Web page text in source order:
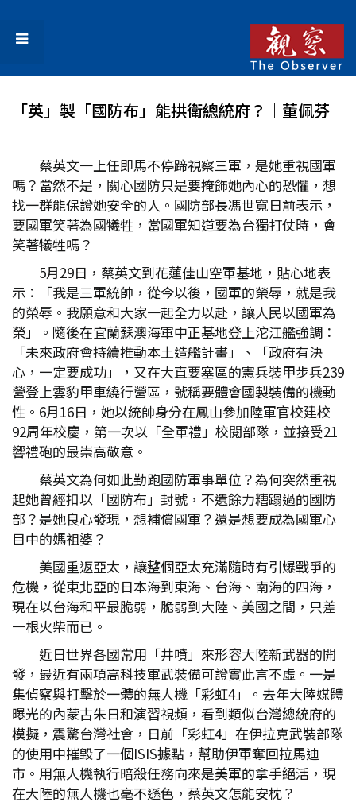
「英」製「國防布」能拱衛總統府？｜董佩芬
蔡英文一上任即馬不停蹄視察三軍，是她重視國軍
嗎？當然不是，關心國防只是要掩飾她內心的恐懼，想
找一群能保證她安全的人。國防部長馮世寬日前表示，
要國軍笑著為國犧牲，當國軍知道要為台獨打仗時，會
笑著犧牲嗎？
5月29日，蔡英文到花蓮佳山空軍基地，貼心地表
示：「我是三軍統帥，從今以後，國軍的榮辱，就是我
的榮辱。我願意和大家一起全力以赴，讓人民以國軍為
榮」。隨後在宜蘭蘇澳海軍中正基地登上沱江艦強調：
「未來政府會持續推動本土造艦計畫」、「政府有決
心，一定要成功」，又在大直要塞區的憲兵裝甲步兵239
營登上雲豹甲車繞行營區，號稱要體會國製裝備的機動
性。6月16日，她以統帥身分在鳳山參加陸軍官校建校
92周年校慶，第一次以「全軍禮」校閱部隊，並接受21
響禮砲的最崇高敬意。
蔡英文為何如此勤跑國防軍事單位？為何突然重視
起她曾經扣以「國防布」封號，不遺餘力糟蹋過的國防
部？是她良心發現，想補償國軍？還是想要成為國軍心
目中的媽祖婆？
美國重返亞太，讓整個亞太充滿隨時有引爆戰爭的
危機，從東北亞的日本海到東海、台海、南海的四海，
現在以台海和平最脆弱，脆弱到大陸、美國之間，只差
一根火柴而已。
近日世界各國常用「井噴」來形容大陸新武器的開
發，最近有兩項高科技軍武裝備可證實此言不虛。一是
集偵察與打擊於一體的無人機「彩虹4」。去年大陸媒體
曝光的內蒙古朱日和演習視頻，看到類似台灣總統府的
模擬，震驚台灣社會，日前「彩虹4」在伊拉克武裝部隊
的使用中摧毀了一個ISIS據點，幫助伊軍奪回拉馬迪
市。用無人機執行暗殺任務向來是美軍的拿手絕活，現
在大陸的無人機也毫不遜色，蔡英文怎能安枕？